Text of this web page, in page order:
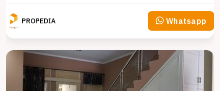
PROPEDIA Whatsapp